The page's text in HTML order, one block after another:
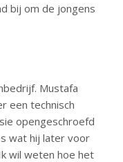
bij om de jongens
Mustafa
een technisch
opengeschroefd
wat hij later voor
wil weten hoe het